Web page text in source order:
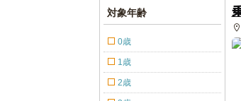
対象年齢
0歳
1歳
2歳